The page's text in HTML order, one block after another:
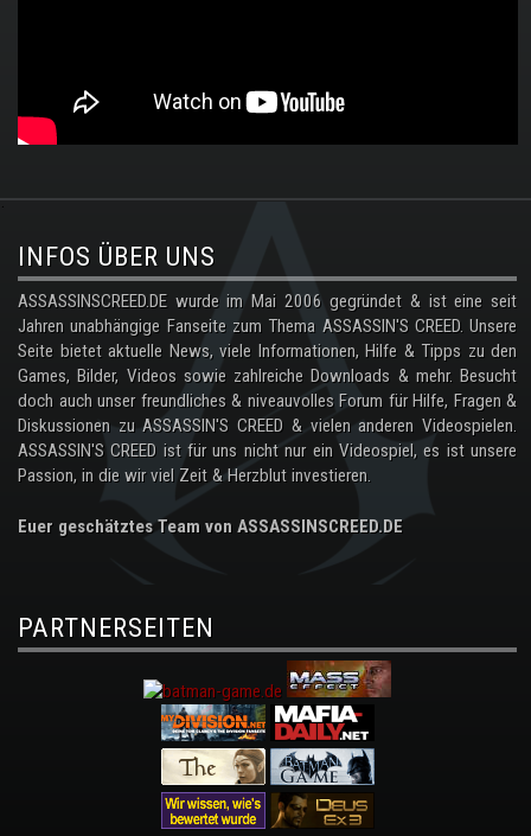
.
INFOS ÜBER UNS
ASSASSINSCREED.DE wurde im Mai 2006 gegründet & ist eine seit
Jahren unabhängige Fanseite zum Thema ASSASSIN'S CREED. Unsere
Seite bietet aktuelle News, viele Informationen, Hilfe & Tipps zu den
Games, Bilder, Videos sowie zahlreiche Downloads & mehr. Besucht
doch auch unser freundliches & niveauvolles Forum für Hilfe, Fragen &
Diskussionen zu ASSASSIN'S CREED & vielen anderen Videospielen.
ASSASSIN'S CREED ist für uns nicht nur ein Videospiel, es ist unsere
Passion, in die wir viel Zeit & Herzblut investieren.
Euer geschätztes Team von ASSASSINSCREED.DE
PARTNERSEITEN